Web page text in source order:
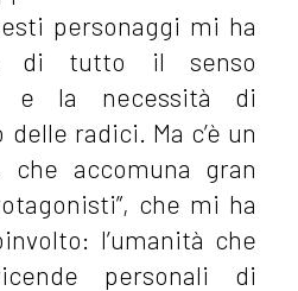
personaggi mi ha
di tutto il senso
e la necessità di
radici. Ma c’è un
che accomuna gran
che mi ha
l’umanità che
personali di